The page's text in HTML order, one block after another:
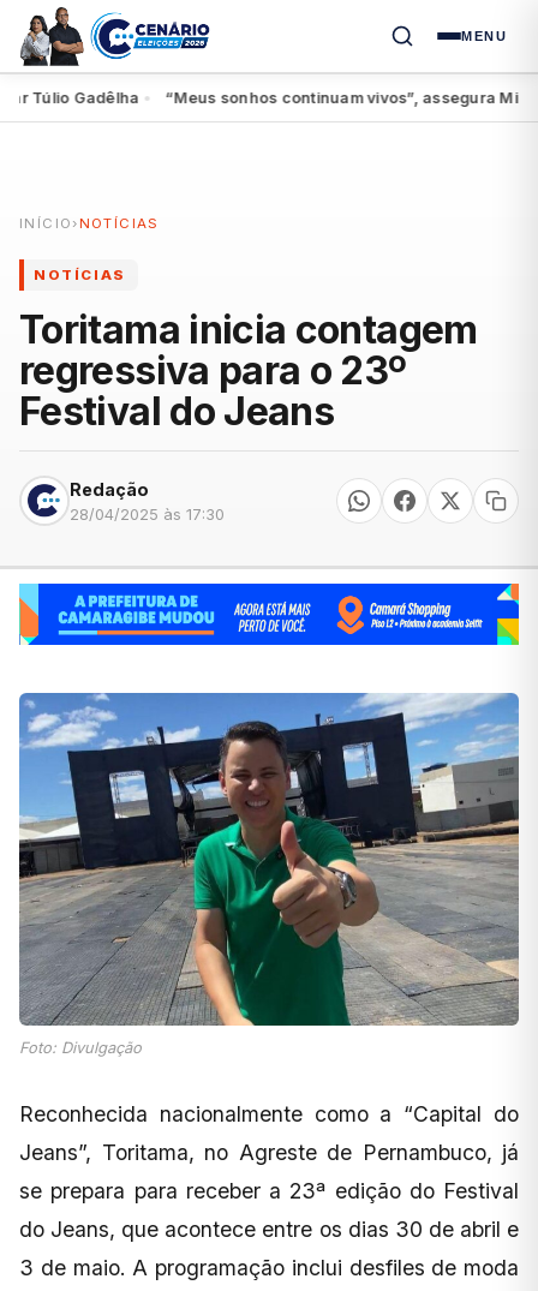
MENU
Gadêlha● “Meus sonhos continuam vivos”, assegura Miguel
INÍCIO › NOTÍCIAS
NOTÍCIAS
Toritama inicia contagem
regressiva para o 23º
Festival do Jeans
Redação
28/04/2025 às 17:30
Foto: Divulgação
Reconhecida nacionalmente como a “Capital do
Jeans”, Toritama, no Agreste de Pernambuco, já
se prepara para receber a 23ª edição do Festival
do Jeans, que acontece entre os dias 30 de abril e
3 de maio. A programação inclui desfiles de moda